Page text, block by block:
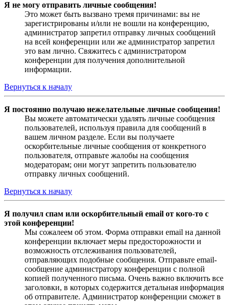
Я не могу отправить личные сообщения!
Это может быть вызвано тремя причинами: вы не
зарегистрированы и/или не вошли на конференцию,
администратор запретил отправку личных сообщений
на всей конференции или же администратор запретил
это вам лично. Свяжитесь с администратором
конференции для получения дополнительной
информации.
Вернуться к началу
Я постоянно получаю нежелательные личные сообщения!
Вы можете автоматически удалять личные сообщения
пользователей, используя правила для сообщений в
вашем личном разделе. Если вы получаете
оскорбительные личные сообщения от конкретного
пользователя, отправьте жалобы на сообщения
модераторам; они могут запретить пользователю
отправку личных сообщений.
Вернуться к началу
Я получил спам или оскорбительный email от кого-то с
этой конференции!
Мы сожалеем об этом. Форма отправки email на данной
конференции включает меры предосторожности и
возможность отслеживания пользователей,
отправляющих подобные сообщения. Отправьте email-
сообщение администратору конференции с полной
копией полученного письма. Очень важно включить все
заголовки, в которых содержится детальная информация
об отправителе. Администратор конференции сможет в